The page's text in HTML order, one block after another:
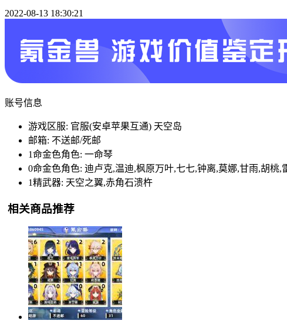
2022-08-13 18:30:21
账号信息
游戏区服: 官服(安卓苹果互通) 天空岛
邮箱: 不送邮/死邮
1命金色角色: 一命琴
0命金色角色: 迪卢克,温迪,枫原万叶,七七,钟离,莫娜,甘雨,胡桃,
1精武器: 天空之翼,赤角石溃杵
相关商品推荐